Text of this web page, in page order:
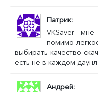
Патрик
VKSaver
помимо
выбирать качество
есть не в каждом
Андрей